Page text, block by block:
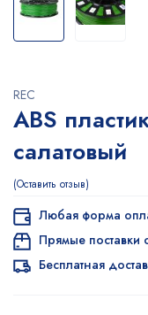
REC
ABS
салатовый
Оставить отзыв
Любая форма
Прямые поставки
Бесплатная